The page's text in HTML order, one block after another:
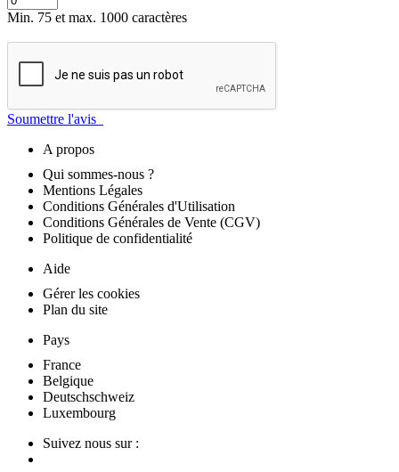
Min. 75 et max. 1000 caractères
Soumettre l'avis
A propos
Qui sommes-nous ?
Mentions Légales
Conditions Générales d'Utilisation
Conditions Générales de Vente (CGV)
Politique de confidentialité
Aide
Gérer les cookies
Plan du site
Pays
France
Belgique
Deutschschweiz
Luxembourg
Suivez nous sur :